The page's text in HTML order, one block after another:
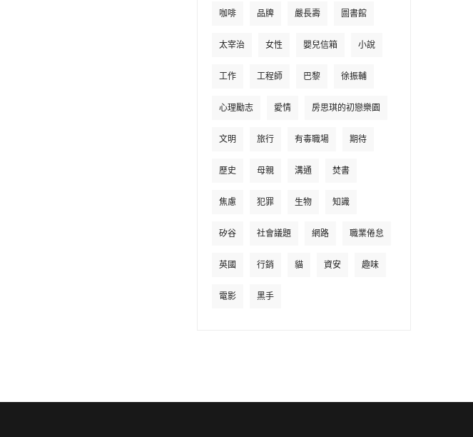
咖啡 品牌 嚴長壽 圖書館
太宰治 女性 嬰兒信箱 小說
工作 工程師 巴黎 徐振輔
心理勵志 愛情 房思琪的初戀樂園
文明 旅行 有毒職場 期待
歷史 母親 溝通 焚書
焦慮 犯罪 生物 知識
矽谷 社會議題 網路 職業倦怠
英國 行銷 貓 資安 趣味
電影 黑手